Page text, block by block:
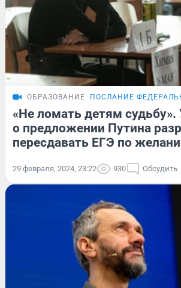
ОБРАЗОВАНИЕ ПОСЛАНИЕ
«Не ломать детям судьбу».
о предложении Путина
пересдавать ЕГЭ по
29 февраля, 2024, 23:22 930 Обсудить